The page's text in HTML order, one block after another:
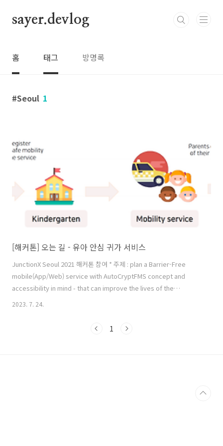
sayer.devlog
홈 태그 방명록
Seoul 1
[해커톤] 오는 길 - 유아 안심 귀가 서비스
JunctionX Seoul 2021 해커톤 참여 * 주제 : plan a Barrier-Free
mobile(App/Web) service with AutoCryptFMS concept and
accessibility in mind - that can improve the lives of the
underprivileged. * 서비스 이름 : 오는 길 * 서비스 소개 : AutoCrypt의
그룹을 안전하게 귀가시킬 수 있는 공유 모빌리티 서비스 * 담당 포지션 :
2023. 7. 24.
1